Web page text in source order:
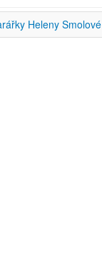
Heleny